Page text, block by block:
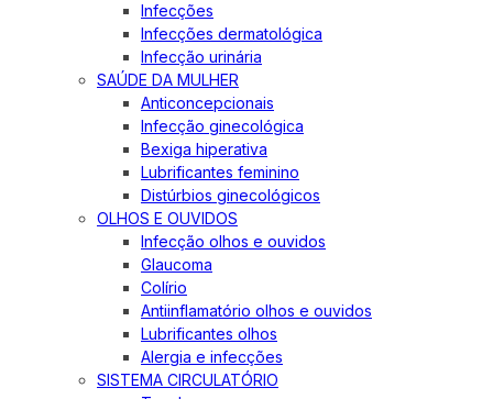
Infecções
Infecções dermatológica
Infecção urinária
SAÚDE DA MULHER
Anticoncepcionais
Infecção ginecológica
Bexiga hiperativa
Lubrificantes feminino
Distúrbios ginecológicos
OLHOS E OUVIDOS
Infecção olhos e ouvidos
Glaucoma
Colírio
Antiinflamatório olhos e ouvidos
Lubrificantes olhos
Alergia e infecções
SISTEMA CIRCULATÓRIO